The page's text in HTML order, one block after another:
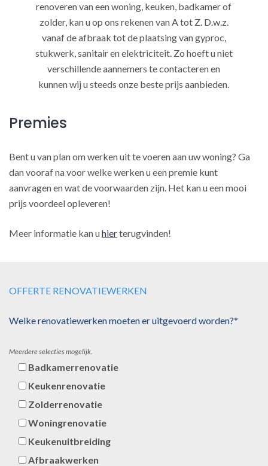
renoveren van een woning, keuken, badkamer of
zolder, kan u op ons rekenen van A tot Z. D.w.z.
vanaf de afbraak tot de plaatsing van gyproc,
stukwerk, sanitair en elektriciteit. Zo hoeft u niet
verschillende aannemers te contacteren en
kunnen wij u steeds onze beste prijs aanbieden.
Premies
Bent u van plan om werken uit te voeren aan uw woning? Ga
dan vooraf na voor welke werken u een premie kunt
aanvragen en wat de voorwaarden zijn. Het kan u een mooi
prijs voordeel opleveren!
Meer informatie kan uhierterugvinden!
OFFERTE RENOVATIEWERKEN
Welke renovatiewerken moeten er uitgevoerd worden?*
Meerdere selecties mogelijk.
Badkamerrenovatie
Keukenrenovatie
Zolderrenovatie
Woningrenovatie
Keukenuitbreiding
Afbraakwerken